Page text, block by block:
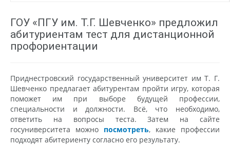
ГОУ «ПГУ им. Т.Г. Шевченко» предложил
абитуриентам тест для дистанционной
профориентации
Приднестровский государственный университет им Т. Г.
Шевченко предлагает абитурентам пройти игру, которая
поможет им при выборе будущей профессии,
специальности и должности. Всё, что необходимо,
ответить на вопросы теста. Затем на сайте
госуниверситета можно посмотреть, какие профессии
подходят абитериенту согласно его результату.